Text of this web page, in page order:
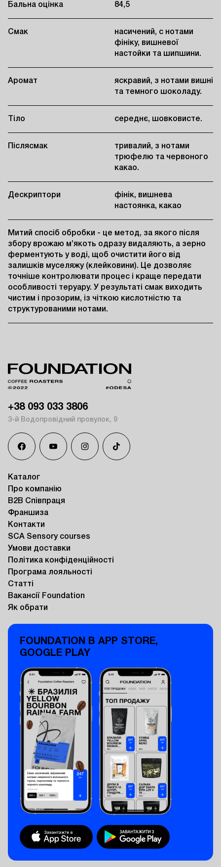
Бальна оцінка 84,5
Смак
насичений, с нотами
фініку, вишневої
настойки та шипшини.
Аромат
яскравий, з нотами вишні
та темного шоколаду.
Тіло середнє, шовковисте.
Післясмак
тривалий, з нотами
трюфелю та червоного
какао.
Дескриптори
фінік, вишнева
настоянка, какао
Митий спосіб обробки - це метод, за якого після
збору врожаю м’якоть одразу видаляють, а зерно
ферментують у воді, щоб очистити його від
залишків муселяжу (клейковини). Це дозволяє
точніше контролювати процес і краще передати
особливості теруару. У результаті смак виходить
чистим і прозорим, із чіткою кислотністю та
структурованими нотами.
+38 093 033 3806
3-й Водопровідний провулок, 9
Каталог
Про компанію
B2B Співпраця
Франшиза
Контакти
SCA Sensory courses
Умови доставки
Політика конфіденційності
Програма лояльності
Статті
Вакансії Foundation
Як обрати
FOUNDATION В APP STORE,
GOOGLE PLAY